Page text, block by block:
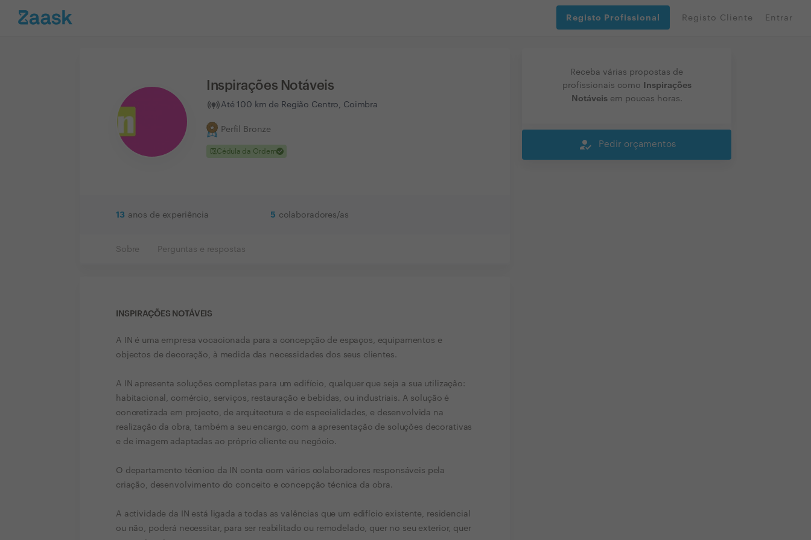
Registo Profissional Registo Cliente Entrar
Inspirações Notáveis
Até 100 km de Região Centro, Coimbra
Perfil Bronze
clinical_notesCédula da Ordemcheck
13 anos de experiência 5 colaboradores/as
Sobre Perguntas e respostas
INSPIRAÇÕES NOTÁVEIS
A IN é uma empresa vocacionada para a concepção de espaços, equipamentos e
objectos de decoração, à medida das necessidades dos seus clientes.
A IN apresenta soluções completas para um edifício, qualquer que seja a sua utilização:
habitacional, comércio, serviços, restauração e bebidas, ou industriais. A solução é
concretizada em projecto, de arquitectura e de especialidades, e desenvolvida na
realização da obra, também a seu encargo, com a apresentação de soluções decorativas
e de imagem adaptadas ao próprio cliente ou negócio.
O departamento técnico da IN conta com vários colaboradores responsáveis pela
criação, desenvolvimento do conceito e concepção técnica da obra.
A actividade da IN está ligada a todas as valências que um edifício existente, residencial
ou não, poderá necessitar, para ser reabilitado ou remodelado, quer no seu exterior, quer
Receba várias propostas de
profissionais como
Inspirações
Notáveisem poucas horas.
how_to_reg Pedir orçamentos